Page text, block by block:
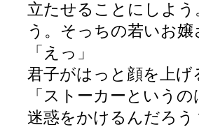
立たせることにしよ
う。そっちの若いお
「えっ」
君子がはっと顔を上
「ストーカーという
迷惑をかけるんだろ